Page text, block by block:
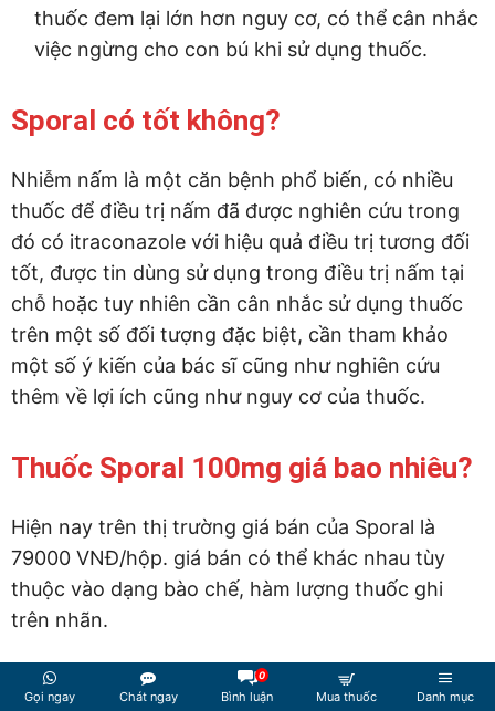
thuốc đem lại lớn hơn nguy cơ, có thể cân nhắc
việc ngừng cho con bú khi sử dụng thuốc.
Sporal có tốt không?
Nhiễm nấm là một căn bệnh phổ biến, có nhiều
thuốc để điều trị nấm đã được nghiên cứu trong
đó có itraconazole với hiệu quả điều trị tương đối
tốt, được tin dùng sử dụng trong điều trị nấm tại
chỗ hoặc tuy nhiên cần cân nhắc sử dụng thuốc
trên một số đối tượng đặc biệt, cần tham khảo
một số ý kiến của bác sĩ cũng như nghiên cứu
thêm về lợi ích cũng như nguy cơ của thuốc.
Thuốc Sporal 100mg giá bao nhiêu?
Hiện nay trên thị trường giá bán của Sporal là
79000 VNĐ/hộp. giá bán có thể khác nhau tùy
thuộc vào dạng bào chế, hàm lượng thuốc ghi
trên nhãn.
Thuốc Sporal 100mg mua ở đâu?
Gọi ngay Chát ngay
0
Bình luận Mua thuốc Danh mục